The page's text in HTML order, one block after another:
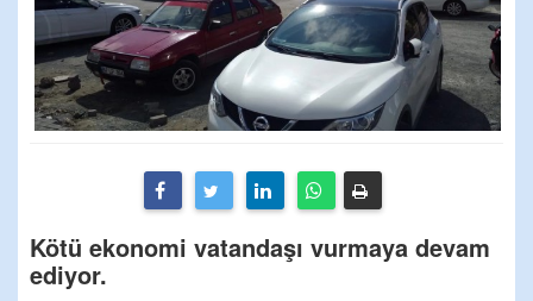
Kötü ekonomi vatandaşı vurmaya devam
ediyor.